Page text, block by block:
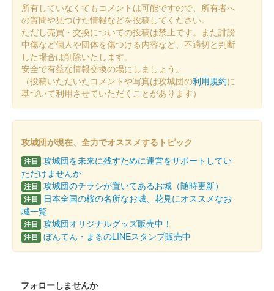
配布終了
岡豊城跡・岡豊山歴史公園のスタンプラリーの景品として無料配
布される御城印。
岡豊城跡 御城印 らんまんバージョン第3弾
配布終了
岡豊城跡・岡豊山歴史公園のスタンプラリーの景品として無料配
岡豊城跡 御城印 第14回長宗我部フェス限定版
配布終了
令和5年11月18日に開催された第14回長宗我部フェスで岡豊山ス
ランプラリーを行うと、この日限定のらんまんバージョン御城印
所有していなくてもコメントは可能ですので、所有者へ
の質問や見つけた情報などを投稿してください。
ただし売買・交換についての投稿は禁止です。また誹謗
中傷など個人や団体を傷つける内容など、不適切と判断
した場合は削除いたします。
安全で有益な情報交換の場にしましょう。
（投稿いただいたコメントや写真は攻城団の利用規約に
基づいて利用させていただくことがあります）
攻城団が現在、全力でオススメするトピック
注目 攻城団を未来に残すために運営をサポートしてい
ただけませんか
注目 攻城団のチラシが置いてあるお城（随時更新）
注目
日本全国の桜の名所なお城、花見にオススメなお
城一覧
注目 攻城団オリジナルグッズ販売中！
注目 ぼんてん・まるのLINEスタンプ販売中
フォローしませんか